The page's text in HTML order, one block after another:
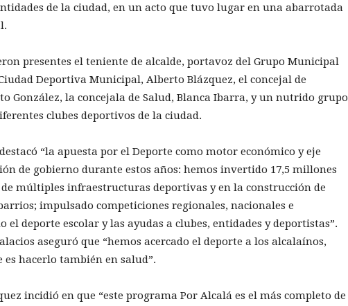
de la ciudad, en un acto que tuvo lugar en una abarrotada
presentes el teniente de alcalde, portavoz del Grupo Municipal
Deportiva Municipal, Alberto Blázquez, el concejal de
González, la concejala de Salud, Blanca Ibarra, y un nutrido grupo
clubes deportivos de la ciudad.
“la apuesta por el Deporte como motor económico y eje
de gobierno durante estos años: hemos invertido 17,5 millones
múltiples infraestructuras deportivas y en la construcción de
impulsado competiciones regionales, nacionales e
deporte escolar y las ayudas a clubes, entidades y deportistas”.
aseguró que “hemos acercado el deporte a los alcalaínos,
hacerlo también en salud”.
incidió en que “este programa Por Alcalá es el más completo de